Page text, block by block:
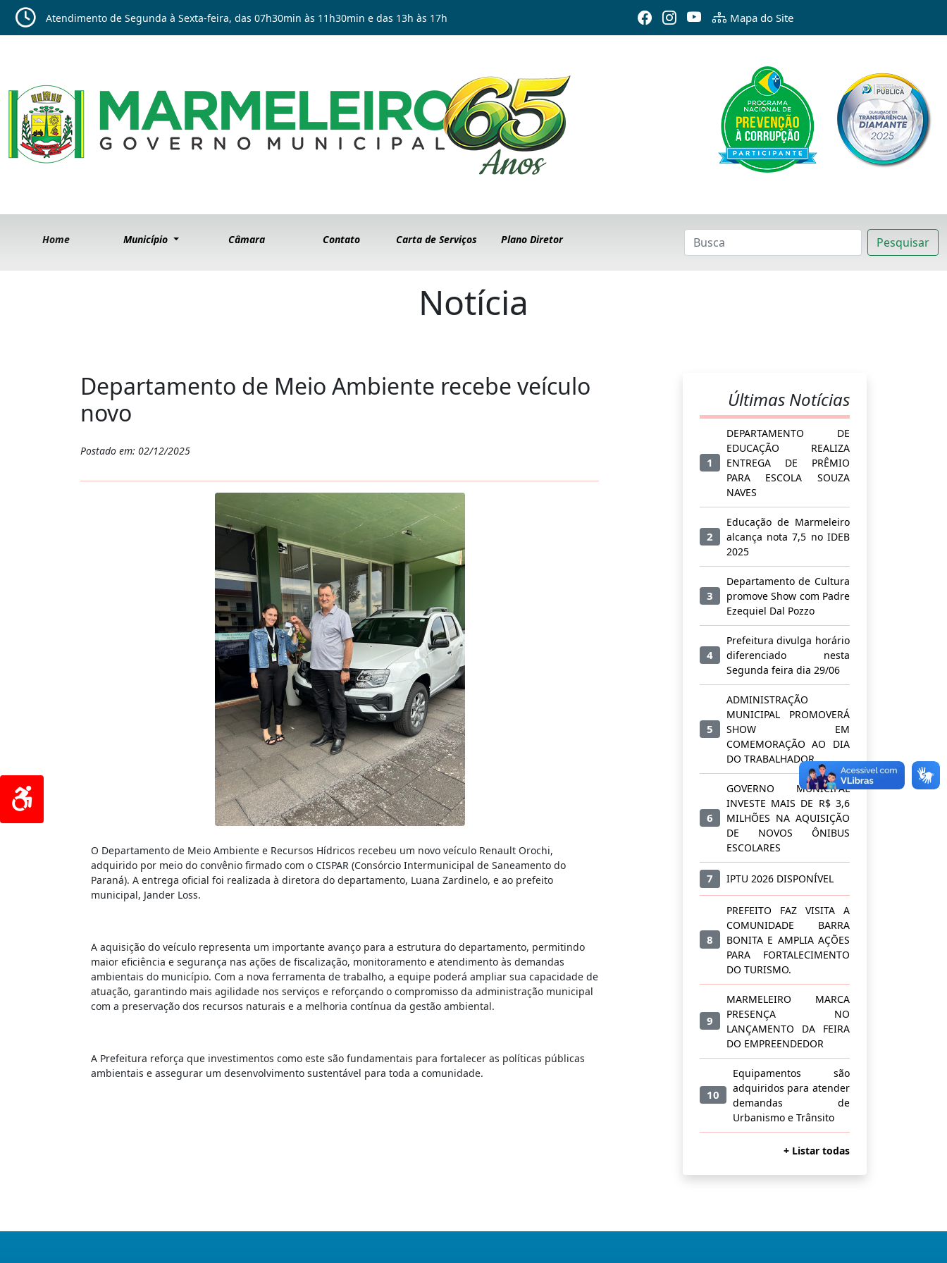
Atendimento de Segunda à Sexta-feira, das 07h30min às 11h30min e das 13h às 17h Mapa do Site
Home Município Câmara Contato Carta de Serviços Plano Diretor Pesquisar
Notícia
Departamento de Meio Ambiente recebe veículo
novo
Postado em: 02/12/2025
O Departamento de Meio Ambiente e Recursos Hídricos recebeu um novo veículo Renault Orochi,
adquirido por meio do convênio firmado com o CISPAR (Consórcio Intermunicipal de Saneamento do
Paraná). A entrega oficial foi realizada à diretora do departamento, Luana Zardinelo, e ao prefeito
municipal, Jander Loss.
A aquisição do veículo representa um importante avanço para a estrutura do departamento, permitindo
maior eficiência e segurança nas ações de fiscalização, monitoramento e atendimento às demandas
ambientais do município. Com a nova ferramenta de trabalho, a equipe poderá ampliar sua capacidade de
atuação, garantindo mais agilidade nos serviços e reforçando o compromisso da administração municipal
com a preservação dos recursos naturais e a melhoria contínua da gestão ambiental.
A Prefeitura reforça que investimentos como este são fundamentais para fortalecer as políticas públicas
ambientais e assegurar um desenvolvimento sustentável para toda a comunidade.
Últimas Notícias
1
DEPARTAMENTO DE
EDUCAÇÃO REALIZA
ENTREGA DE PRÊMIO
PARA ESCOLA SOUZA
NAVES
2
Educação de Marmeleiro
alcança nota 7,5 no IDEB
2025
3
Departamento de Cultura
promove Show com Padre
Ezequiel Dal Pozzo
4
Prefeitura divulga horário
diferenciado nesta
Segunda feira dia 29/06
5
ADMINISTRAÇÃO
MUNICIPAL PROMOVERÁ
SHOW EM
COMEMORAÇÃO AO DIA
DO TRABALHADOR
6
GOVERNO MUNICIPAL
INVESTE MAIS DE R$ 3,6
MILHÕES NA AQUISIÇÃO
DE NOVOS ÔNIBUS
ESCOLARES
7 IPTU 2026 DISPONÍVEL
8
PREFEITO FAZ VISITA A
COMUNIDADE BARRA
BONITA E AMPLIA AÇÕES
PARA FORTALECIMENTO
DO TURISMO.
9
MARMELEIRO MARCA
PRESENÇA NO
LANÇAMENTO DA FEIRA
DO EMPREENDEDOR
10
Equipamentos são
adquiridos para atender
demandas de
Urbanismo e Trânsito
+ Listar todas